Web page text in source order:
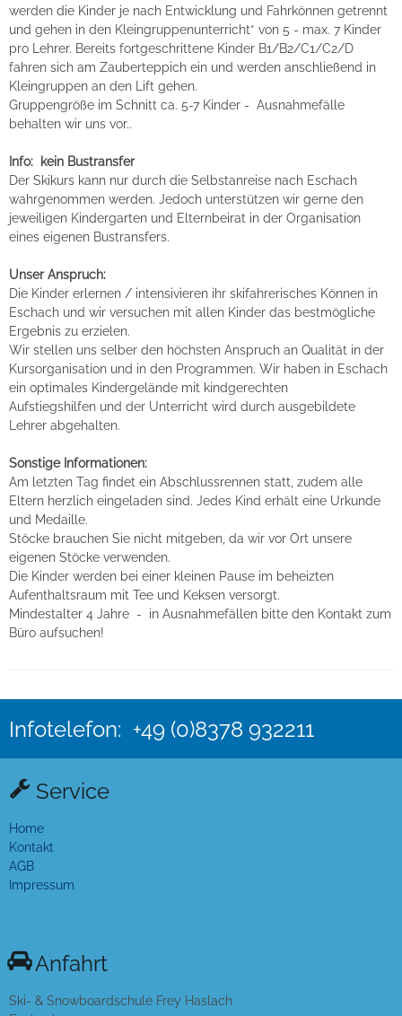
werden die Kinder je nach Entwicklung und Fahrkönnen getrennt
und gehen in den Kleingruppenunterricht* von 5 - max. 7 Kinder
pro Lehrer. Bereits fortgeschrittene Kinder B1/B2/C1/C2/D
fahren sich am Zauberteppich ein und werden anschließend in
Kleingruppen an den Lift gehen.
Gruppengröße im Schnitt ca. 5-7 Kinder - Ausnahmefälle
behalten wir uns vor..
Info: kein Bustransfer
Der Skikurs kann nur durch die Selbstanreise nach Eschach
wahrgenommen werden. Jedoch unterstützen wir gerne den
jeweiligen Kindergarten und Elternbeirat in der Organisation
eines eigenen Bustransfers.
Unser Anspruch:
Die Kinder erlernen / intensivieren ihr skifahrerisches Können in
Eschach und wir versuchen mit allen Kinder das bestmögliche
Ergebnis zu erzielen.
Wir stellen uns selber den höchsten Anspruch an Qualität in der
Kursorganisation und in den Programmen. Wir haben in Eschach
ein optimales Kindergelände mit kindgerechten
Aufstiegshilfen und der Unterricht wird durch ausgebildete
Lehrer abgehalten.
Sonstige Informationen:
Am letzten Tag findet ein Abschlussrennen statt, zudem alle
Eltern herzlich eingeladen sind. Jedes Kind erhält eine Urkunde
und Medaille.
Stöcke brauchen Sie nicht mitgeben, da wir vor Ort unsere
eigenen Stöcke verwenden.
Die Kinder werden bei einer kleinen Pause im beheizten
Aufenthaltsraum mit Tee und Keksen versorgt.
Mindestalter 4 Jahre - in Ausnahmefällen bitte den Kontakt zum
Büro aufsuchen!
Infotelefon: +49 (0)8378 932211
Service
Home
Kontakt
AGB
Impressum
Anfahrt
Ski- & Snowboardschule Frey Haslach